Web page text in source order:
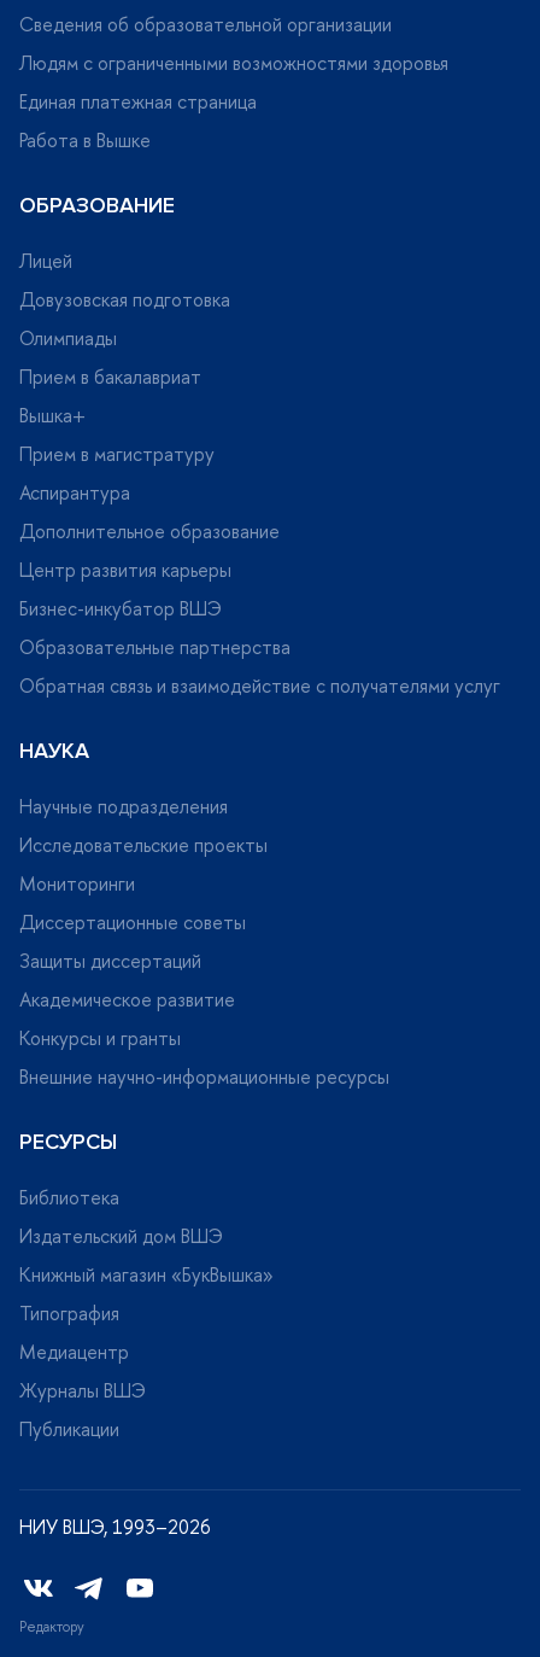
Сведения об образовательной организации
Людям с ограниченными возможностями здоровья
Единая платежная страница
Работа в Вышке
ОБРАЗОВАНИЕ
Лицей
Довузовская подготовка
Олимпиады
Прием в бакалавриат
ышка+
Прием в магистратуру
Аспирантура
Дополнительное образование
Центр развития карьеры
Бизнес-инкубатор ВШЭ
Образовательные партнерства
Обратная связь и взаимодействие с получателями услу
НАУКА
Научные подразделения
Исследовательские проекты
Мониторинги
Диссертационные советы
Защиты диссертаций
Академическое развитие
Конкурсы и гранты
нешние научно-информационные ресурсы
РЕСУРСЫ
Библиотека
Издательский дом ВШЭ
Книжный магазин «БукВышка»
Типография
Медиацентр
Журналы ВШЭ
Публикации
НИУ ВШЭ, 1993–2026
Редактору